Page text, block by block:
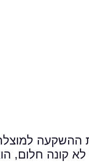
ההשקעה
שמגיע מוכן, לא קונה